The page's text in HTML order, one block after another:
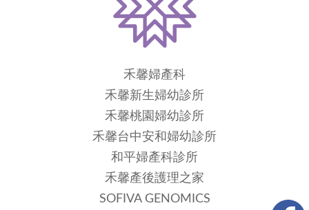
禾馨婦產科
禾馨新生婦幼診所
禾馨桃園婦幼診所
禾馨台中安和婦幼診所
和平婦產科診所
禾馨產後護理之家
SOFIVA GENOMICS